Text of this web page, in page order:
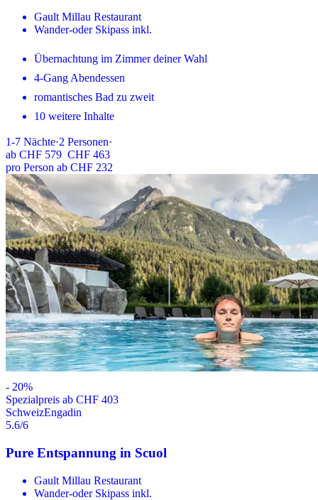
Gault Millau Restaurant
Wander-oder Skipass inkl.
Übernachtung im Zimmer deiner Wahl
4-Gang Abendessen
romantisches Bad zu zweit
10 weitere Inhalte
1-7 Nächte·2 Personen·
ab CHF 579 CHF 463
pro Person ab CHF 232
- 20%
Spezialpreis ab CHF 403
SchweizEngadin
5.6/6
Pure Entspannung in Scuol
Gault Millau Restaurant
Wander-oder Skipass inkl.